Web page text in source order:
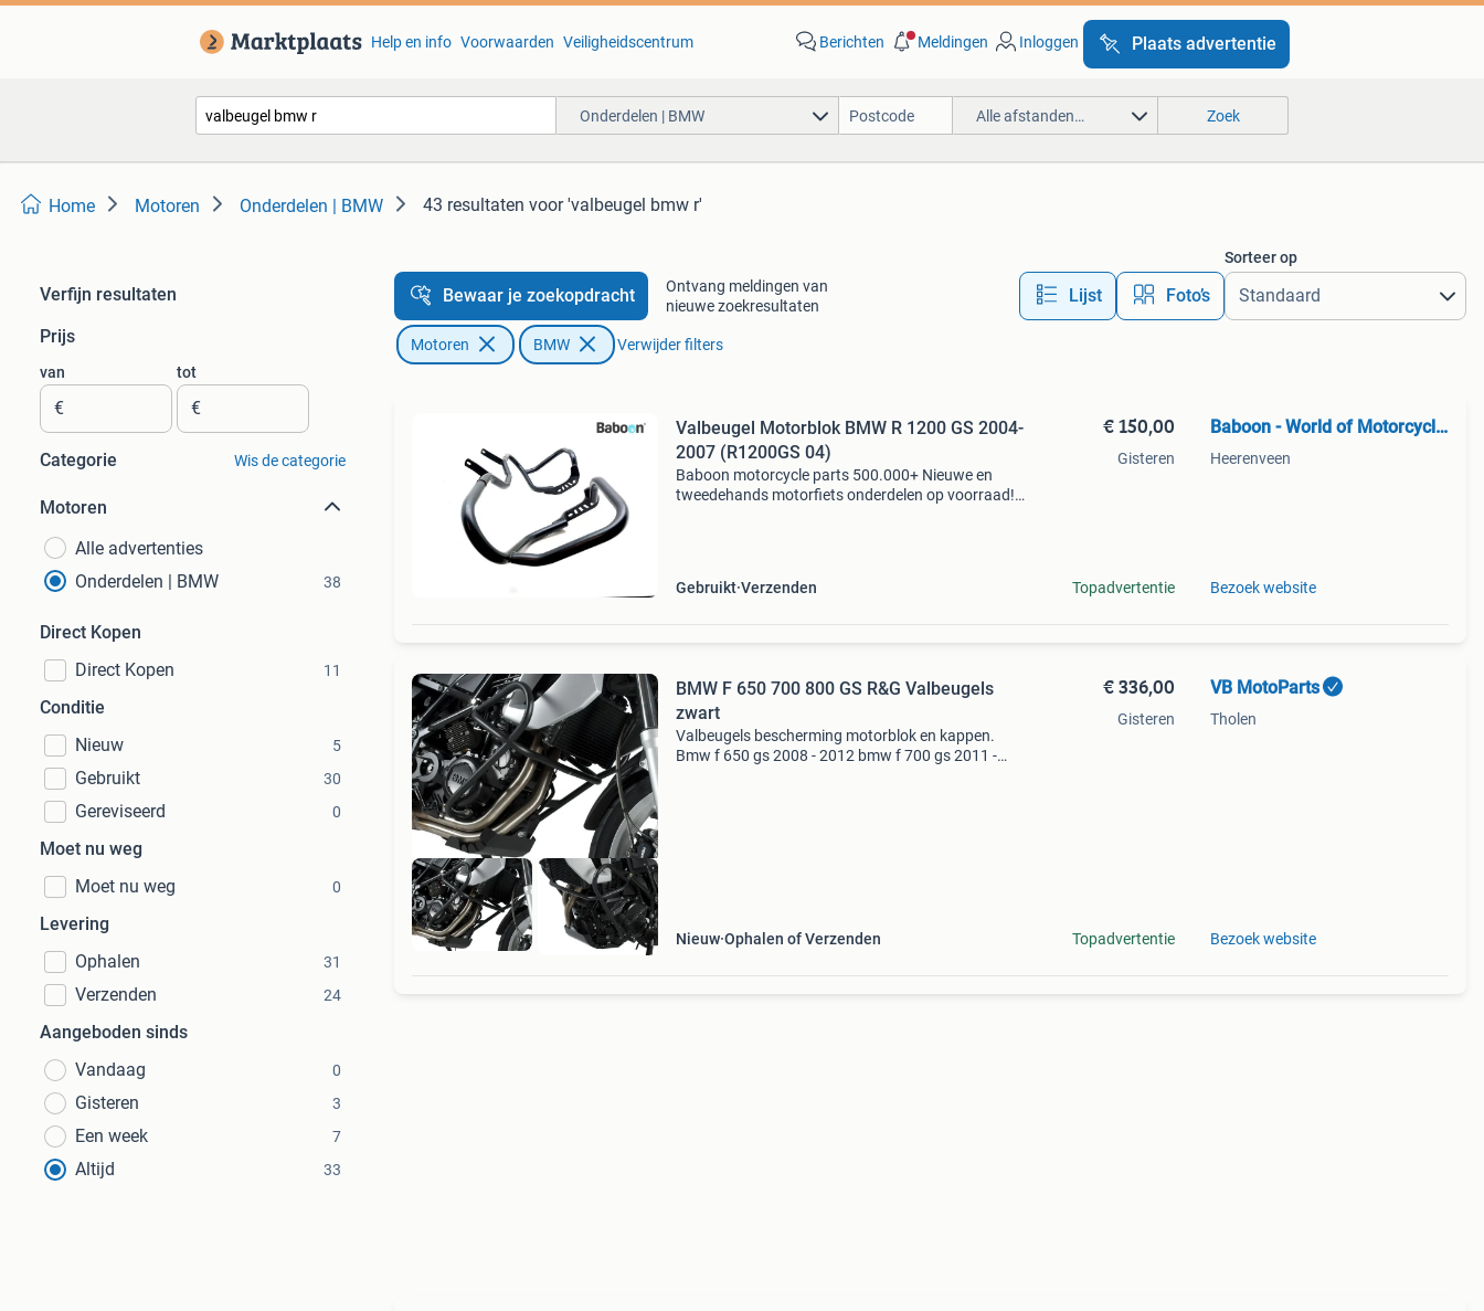
Help en info Voorwaarden Veiligheidscentrum Berichten Meldingen Inloggen Plaats advertentie
Onderdelen | BMW Alle afstanden… Zoek
Home Motoren Onderdelen | BMW 43 resultaten voor 'valbeugel bmw r'
Verfijn resultaten
Prijs
van
€
tot
€
Categorie Wis de categorie
Motoren
Alle advertenties
Onderdelen | BMW
38
Direct Kopen
Direct Kopen
11
Conditie
Nieuw
5
Gebruikt 30
Gereviseerd 0
Moet nu weg
Moet nu weg
0
Levering
Ophalen
31
Verzenden 24
Aangeboden sinds
Vandaag
0
Gisteren 3
Een week 7
Altijd 33
Bewaar je zoekopdracht
Ontvang meldingen van
nieuwe zoekresultaten
Lijst Foto’s
Sorteer op
Motoren BMW Verwijder filters
Valbeugel Motorblok BMW R 1200 GS 2004-
2007 (R1200GS 04)
Baboon motorcycle parts 500.000+ Nieuwe en
tweedehands motorfiets onderdelen op voorraad!
Gebruikt Verzenden
€ 150,00
Gisteren
Topadvertentie
Baboon - World of Motorcycle Parts
Heerenveen
Bezoek website
BMW F 650 700 800 GS R&G Valbeugels
zwart
Valbeugels bescherming motorblok en kappen.
Bmw f 650 gs 2008 - 2012 bmw f 700 gs 2011 -
Nieuw Ophalen of Verzenden
€ 336,00
Gisteren
Topadvertentie
VB MotoParts
Tholen
Bezoek website